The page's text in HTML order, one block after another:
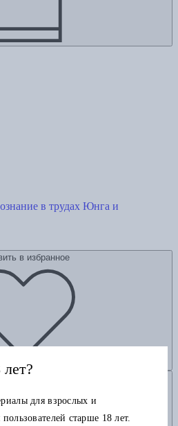
в трудах Юнга и
в избранное
для взрослых и
старше 18 лет.